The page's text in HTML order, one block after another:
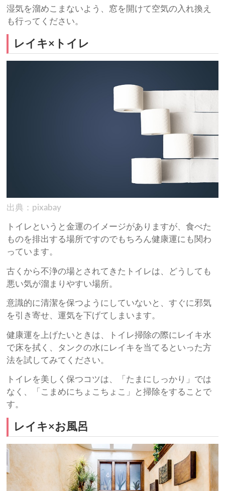
湿気を溜めこまないよう、窓を開けて空気の入れ換え
も行ってください。
レイキ×トイレ
出典：pixabay
トイレというと金運のイメージがありますが、食べた
ものを排出する場所ですのでもちろん健康運にも関わ
っています。
古くから不浄の場とされてきたトイレは、どうしても
悪い気が溜まりやすい場所。
意識的に清潔を保つようにしていないと、すぐに邪気
を引き寄せ、運気を下げてしまいます。
健康運を上げたいときは、トイレ掃除の際にレイキ水
で床を拭く、タンクの水にレイキを当てるといった方
法を試してみてください。
トイレを美しく保つコツは、「たまにしっかり」では
なく、「こまめにちょこちょこ」と掃除をすることで
す。
レイキ×お風呂